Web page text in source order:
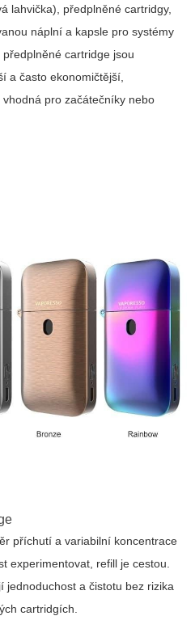
lahvička), předplněné cartridgy,
náplní a kapsle pro systémy
cartridge jsou
a často ekonomičtější,
pro začátečníky nebo
příchutí a variabilní koncentrace
experimentovat, refill je cestou.
jednoduchost a čistotu bez rizika
cartridgích.